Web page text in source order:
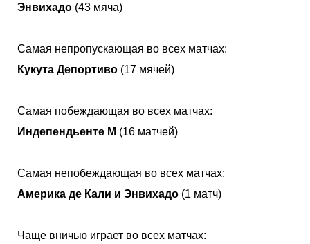
Энвихадо (43 мяча)
Самая непропускающая во всех матчах:
Кукута Депортиво (17 мячей)
Самая побеждающая во всех матчах:
Индепендьенте М (16 матчей)
Самая непобеждающая во всех матчах:
Америка де Кали и Энвихадо (1 матч)
Чаще вничью играет во всех матчах: